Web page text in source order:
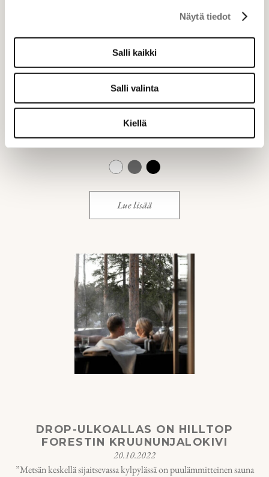
Näytä tiedot
Salli kaikki
Salli valinta
Kiellä
LÄHDE
- ilmaporejärjestelma
-500 W ilmapuhallin
Lue lisää
DROP-ULKOALLAS ON HILLTOP
FORESTIN KRUUNUNJALOKIVI
20.10.2022
”Metsän keskellä sijaitsevassa kylpylässä on puulämmitteinen sauna